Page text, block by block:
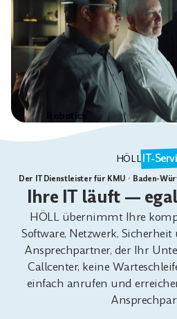
Robotics
HÖLLIT-
Der IT Dienstleister für KMU · Baden-
Ihre IT läuft —
HÖLL übernimmt Ihre
Software, Netzwerk,
Ansprechpartner, der Ihr
Callcenter, keine
einfach anrufen und